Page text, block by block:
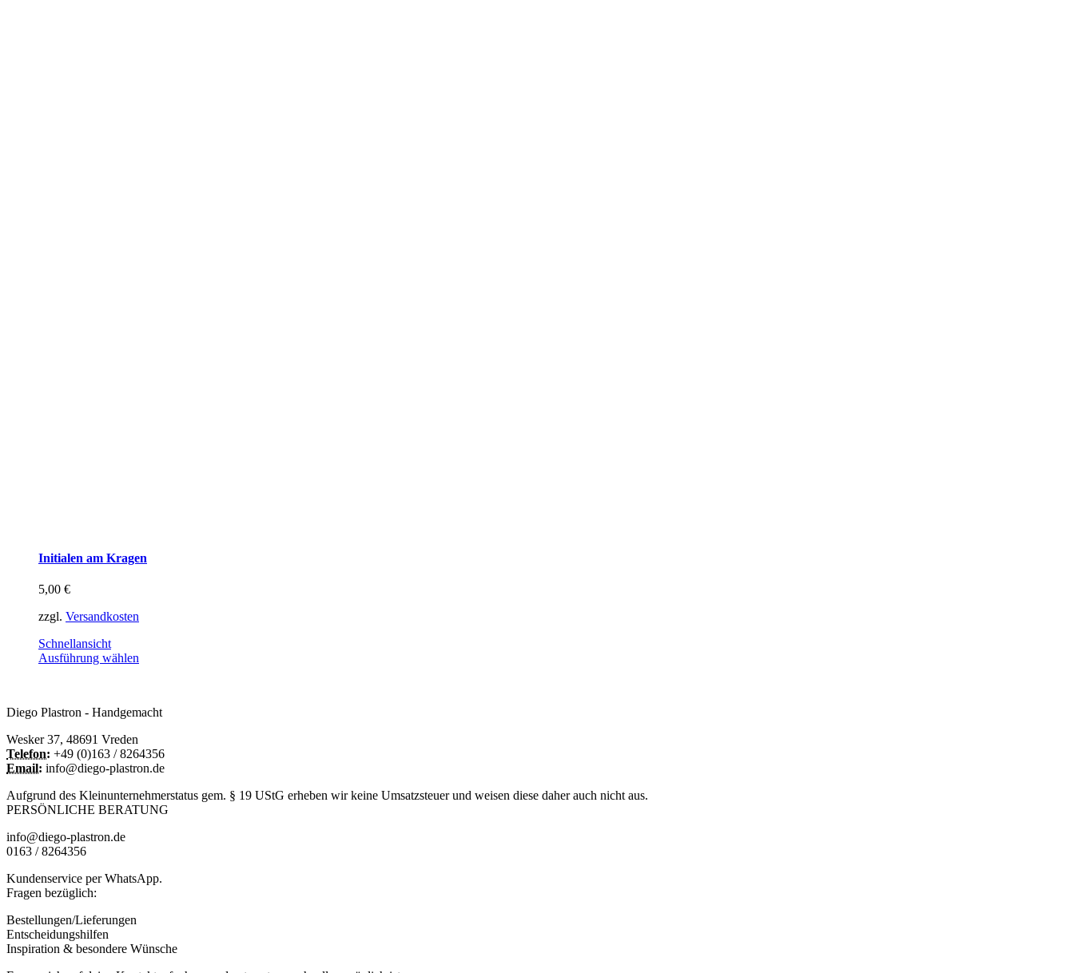
Initialen am Kragen
5,00 €
zzgl. Versandkosten
Schnellansicht
Ausführung wählen
Varianten
Optionen
können
der
Produktseite
Diego Plastron - Handgemacht
Wesker 37, 48691 Vreden
Telefon: +49 (0)163 / 8264356
Email: info@diego-plastron.de
Aufgrund des Kleinunternehmerstatus gem. § 19 UStG erheben wir keine Umsatzsteuer und weisen diese daher auch nicht aus.
PERSÖNLICHE BERATUNG
info@diego-plastron.de
0163 / 8264356
Kundenservice per WhatsApp.
Fragen bezüglich:
Bestellungen/Lieferungen
Entscheidungshilfen
Inspiration & besondere Wünsche